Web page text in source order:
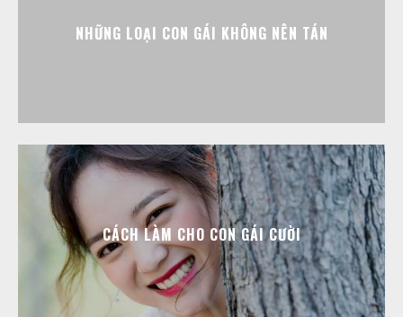
NHỮNG LOẠI CON GÁI KHÔNG NÊN TÁN
CÁCH LÀM CHO CON GÁI CƯỜI